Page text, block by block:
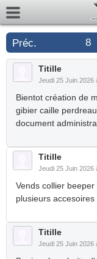
Préc. 8
Titille
Jeudi 25 Juin 2026
Bientot création de
gibier caille
document
Titille
Jeudi 25 Juin 2026
Vends collier
plusieurs
Titille
Jeudi 25 Juin 2026